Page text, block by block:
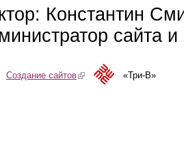
Константин
сайта
Создание сайтов(link is external)«Три-В»